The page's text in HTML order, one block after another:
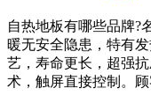
自热地板有哪些品牌?
暖无安全隐患，特有
艺，寿命更长，超强
术，触屏直接控制。